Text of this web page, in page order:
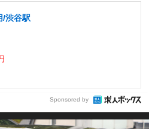
/渋谷駅
Sponsored by